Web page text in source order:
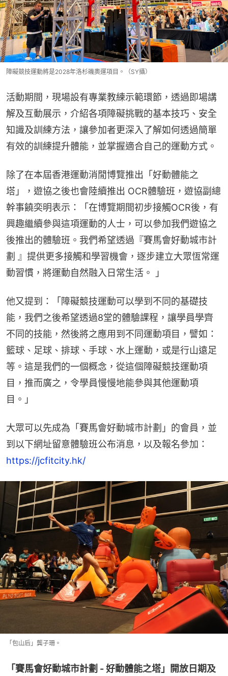
障礙競技運動將是2028年洛杉磯奧運項目。（SY攝）
活動期間，現場設有專業教練示範環節，透過即場講
解及互動展示，介紹各項障礙挑戰的基本技巧、安全
知識及訓練方法，讓參加者更深入了解如何透過簡單
有效的訓練提升體能，並掌握適合自己的運動方式。
除了在本屆香港運動消閒博覽推出「好動體能之
塔」，遊協之後也會陸續推出 OCR體驗班，遊協副總
幹事饒奕明表示：「在博覽期間初步接觸OCR後，有
興趣繼續參與這項運動的人士，可以參加我們遊協之
後推出的體驗班。我們希望透過『賽馬會好動城市計
劃 』提供更多接觸和學習機會，逐步建立大眾恆常運
動習慣，將運動自然融入日常生活。 」
他又提到：「障礙競技運動可以學到不同的基礎技
能，我們之後希望透過8堂的體驗課程，讓學員學齊
不同的技能，然後將之應用到不同運動項目，譬如：
籃球、足球、排球、手球、水上運動，或是行山遠足
等。這是我們的一個概念，從這個障礙競技運動項
目，推而廣之，令學員慢慢地能參與其他運動項
目。」
大眾可以先成為「賽馬會好動城市計劃」的會員，並
到以下網址留意體驗班公布消息，以及報名參加：
https://jcfitcity.hk/
「包山后」龔子珊。
「賽馬會好動城市計劃 - 好動體能之塔」開放日期及